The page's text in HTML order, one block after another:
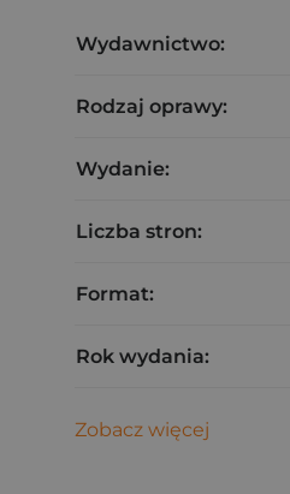
Wydawnictwo:
Rodzaj oprawy:
Wydanie:
Liczba stron:
Format:
Rok wydania:
Zobacz więcej